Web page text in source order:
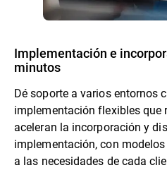
Implementación e
minutos
Dé soporte a varios entornos
implementación flexibles que
aceleran la incorporación y
implementación, con
a las necesidades de cada